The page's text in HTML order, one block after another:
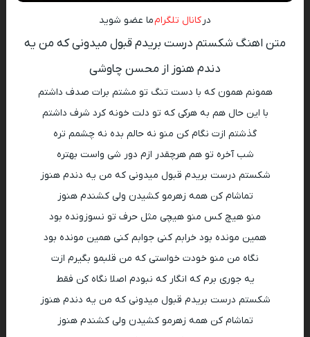
در کانال تلگرامما عضو شوید
متن اهنگ شکستم درست بریدم قبول میدونی که من یه
دندم هنوز از محسن چاوشی
همونم همون که با دست تنگ تو مشتم برات صدف داشتم
با این حال هم به هرکی که تو دلت خونه کرد شرف داشتم
گذشتم ازت نگام کن منو نه حالم بده نه چشمم تره
شب آخره تو هم هرچقدر ازم دور شی واست بهتره
شکستم درست بریدم قبول میدونی که من یه دندم هنوز
تماشام کن همه زهرمو کشیدن ولی کشندم هنوز
منو هیچ کس منو هیچی مثل حرف تو نسوزونده بود
همین مونده بود خرابم کنی جوابم کنی همین مونده بود
نگاه من منو خودت خواستی که من قلبمو بگیرم ازت
یه جوری برم که انگار که نبودم اصلا نگاه کن فقط
شکستم درست بریدم قبول میدونی که من یه دندم هنوز
تماشام کن همه زهرمو کشیدن ولی کشندم هنوز